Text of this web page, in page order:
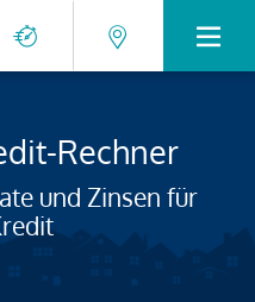
Rechner
und Zinsen für